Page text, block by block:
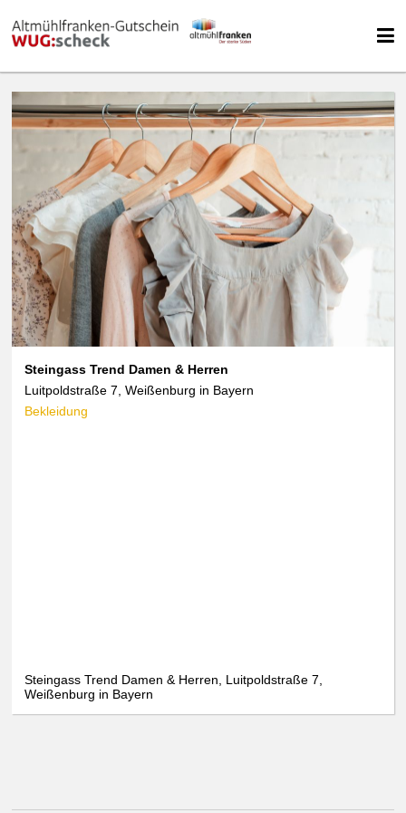
Steingass Trend Damen & Herren
Luitpoldstraße 7, Weißenburg in Bayern
Bekleidung
Steingass Trend Damen & Herren, Luitpoldstraße 7,
Weißenburg in Bayern